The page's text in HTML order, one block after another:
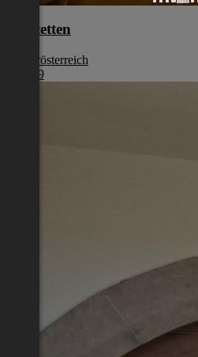
Amstetten
Niederösterreich
€ 1.039